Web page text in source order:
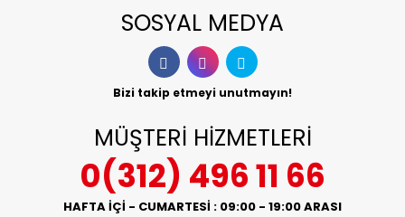
SOSYAL MEDYA
Bizi takip etmeyi unutmayın!
MÜŞTERİ HİZMETLERİ
0(312) 496 11 66
HAFTA İÇİ - CUMARTESİ : 09:00 - 19:00 ARASI